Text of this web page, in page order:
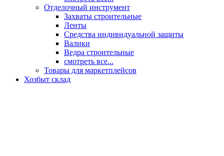
Отделочный инструмент
Захваты строительные
Ленты
Средства индивидуальной защиты
Валики
Ведра строительные
смотреть все...
Товары для маркетплейсов
Хозбыт склад